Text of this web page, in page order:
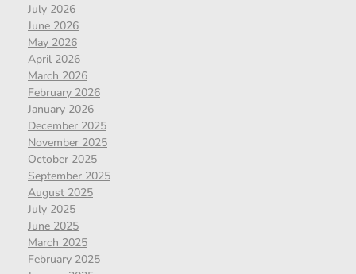
July 2026
June 2026
May 2026
April 2026
March 2026
February 2026
January 2026
December 2025
November 2025
October 2025
September 2025
August 2025
July 2025
June 2025
March 2025
February 2025